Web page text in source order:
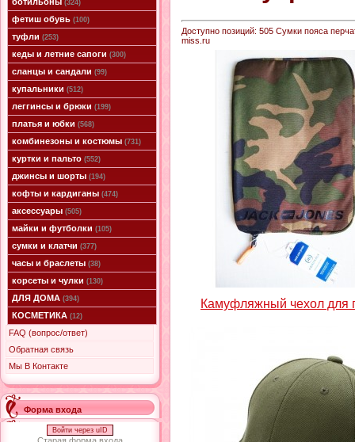
(324)
фетиш обувь (100)
туфли (253)
кеды и летние сапоги (300)
сланцы и сандали (99)
купальники (512)
леггинсы и брюки (199)
платья и юбки (568)
комбинезоны и костюмы (731)
куртки и пальто (552)
джинсы и шорты (194)
кофты и кардиганы (474)
аксессуары (505)
майки и футболки (105)
сумки и клатчи (377)
часы и браслеты (38)
корсеты и чулки (130)
ДЛЯ ДОМА (394)
КОСМЕТИКА (12)
FAQ (вопрос/ответ)
Обратная связь
Мы В Контакте
Форма входа
Войти через uID
Доступно позиций: 505 Сумки пояса
miss.ru
Камуфляжный чехол для